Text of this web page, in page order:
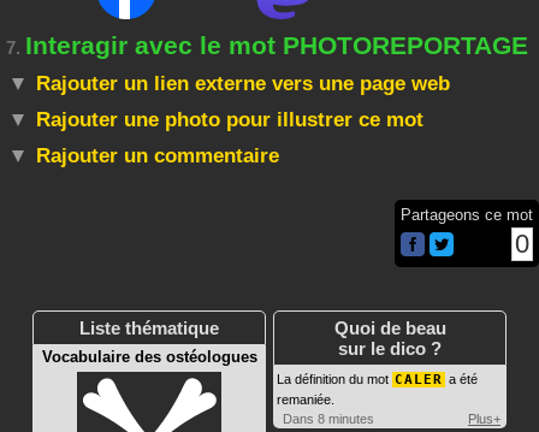
7. Interagir avec le mot PHOTOREPORTAGE
Rajouter un lien externe vers une page web
Rajouter une photo pour illustrer ce mot
Rajouter un commentaire
Partageons ce mot
0
Liste thématique
Vocabulaire des ostéologues
Quoi de beau
sur le dico ?
La définition du mot CALER a été
remaniée.
Dans 8 minutes
Plus+